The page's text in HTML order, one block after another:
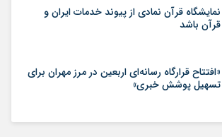
نمایشگاه قرآن نمادی از پیوند خدمات ایران و
قرآن باشد
«افتتاح قرارگاه رسانه‌ای اربعین در مرز مهران برای
تسهیل پوشش خبری»